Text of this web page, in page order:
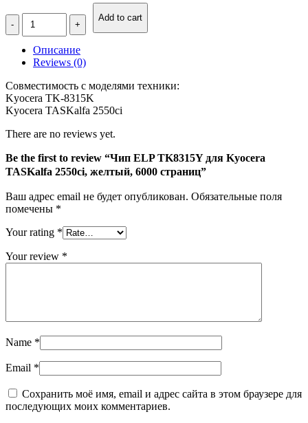
Количество
Чип
TK8315Y
Kyocera
TASKalfa
2550ci,
желтый,
6000
Add to cart
Описание
Reviews (0)
Совместимость с моделями техники:
Kyocera TK-8315K
Kyocera TASKalfa 2550ci
There are no reviews yet.
Be the first to review “Чип ELP TK8315Y для Kyocera
TASKalfa 2550ci, желтый, 6000 страниц”
Ваш адрес email не будет опубликован. Обязательные поля
помечены *
Your rating *
Your review *
Name *
Email *
Сохранить моё имя, email и адрес сайта в этом браузере для
последующих моих комментариев.